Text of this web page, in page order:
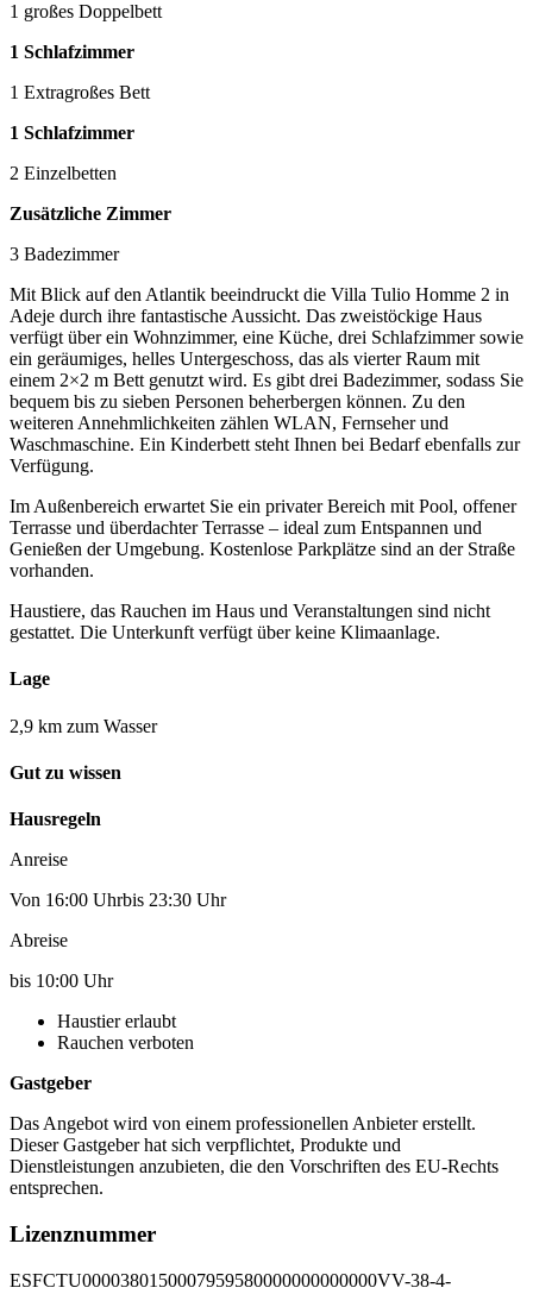
1 großes Doppelbett
1 Schlafzimmer
1 Extragroßes Bett
1 Schlafzimmer
2 Einzelbetten
Zusätzliche Zimmer
3 Badezimmer
Mit Blick auf den Atlantik beeindruckt die Villa Tulio Homme 2 in
Adeje durch ihre fantastische Aussicht. Das zweistöckige Haus
verfügt über ein Wohnzimmer, eine Küche, drei Schlafzimmer sowie
ein geräumiges, helles Untergeschoss, das als vierter Raum mit
einem 2×2 m Bett genutzt wird. Es gibt drei Badezimmer, sodass Sie
bequem bis zu sieben Personen beherbergen können. Zu den
weiteren Annehmlichkeiten zählen WLAN, Fernseher und
Waschmaschine. Ein Kinderbett steht Ihnen bei Bedarf ebenfalls zur
Verfügung.
Im Außenbereich erwartet Sie ein privater Bereich mit Pool, offener
Terrasse und überdachter Terrasse – ideal zum Entspannen und
Genießen der Umgebung. Kostenlose Parkplätze sind an der Straße
vorhanden.
Haustiere, das Rauchen im Haus und Veranstaltungen sind nicht
gestattet. Die Unterkunft verfügt über keine Klimaanlage.
Lage
2,9 km zum Wasser
Gut zu wissen
Hausregeln
Anreise
Von 16:00 Uhrbis 23:30 Uhr
Abreise
bis 10:00 Uhr
Haustier erlaubt
Rauchen verboten
Gastgeber
Das Angebot wird von einem professionellen Anbieter erstellt.
Dieser Gastgeber hat sich verpflichtet, Produkte und
Dienstleistungen anzubieten, die den Vorschriften des EU-Rechts
entsprechen.
Lizenznummer
ESFCTU0000380150007959580000000000000VV-38-4-